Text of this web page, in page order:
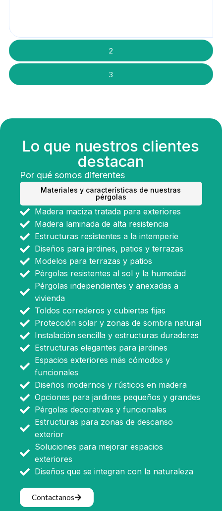
2
3
Lo que nuestros clientes
destacan
Por qué somos diferentes
Materiales y características de nuestras
pérgolas
Madera maciza tratada para exteriores
Madera laminada de alta resistencia
Estructuras resistentes a la intemperie
Diseños para jardines, patios y terrazas
Modelos para terrazas y patios
Pérgolas resistentes al sol y la humedad
Pérgolas independientes y anexadas a
vivienda
Toldos correderos y cubiertas fijas
Protección solar y zonas de sombra natural
Instalación sencilla y estructuras duraderas
Estructuras elegantes para jardines
Espacios exteriores más cómodos y
funcionales
Diseños modernos y rústicos en madera
Opciones para jardines pequeños y grandes
Pérgolas decorativas y funcionales
Estructuras para zonas de descanso
exterior
Soluciones para mejorar espacios
exteriores
Diseños que se integran con la naturaleza
Contactanos